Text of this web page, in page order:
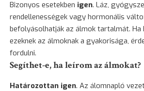
Bizonyos esetekben igen. Láz,
rendellenességek vagy hormonális
befolyásolhatják az álmok tartalmát. Ha
ezeknek az álmoknak a gyakorisága,
fordulni.
Segíthet-e, ha leírom az álmokat?
Határozottan igen. Az álomnapló